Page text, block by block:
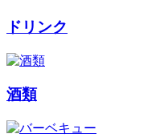
ドリンク
酒類